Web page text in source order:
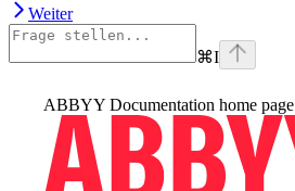
Weiter
⌘I
ABBYY Documentation home page